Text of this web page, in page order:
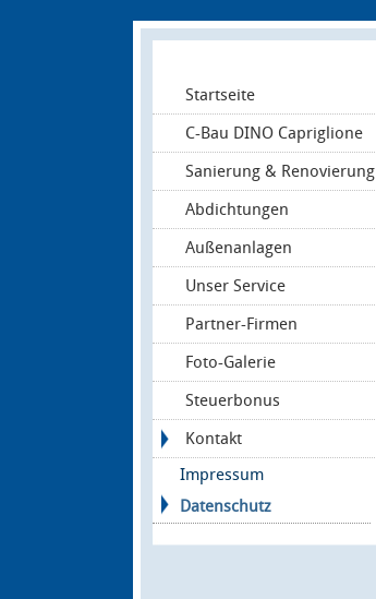
Startseite
C-Bau DINO Capriglione
Sanierung & Renovierung
Abdichtungen
Außenanlagen
Unser Service
Partner-Firmen
Foto-Galerie
Steuerbonus
Kontakt
Impressum
Datenschutz